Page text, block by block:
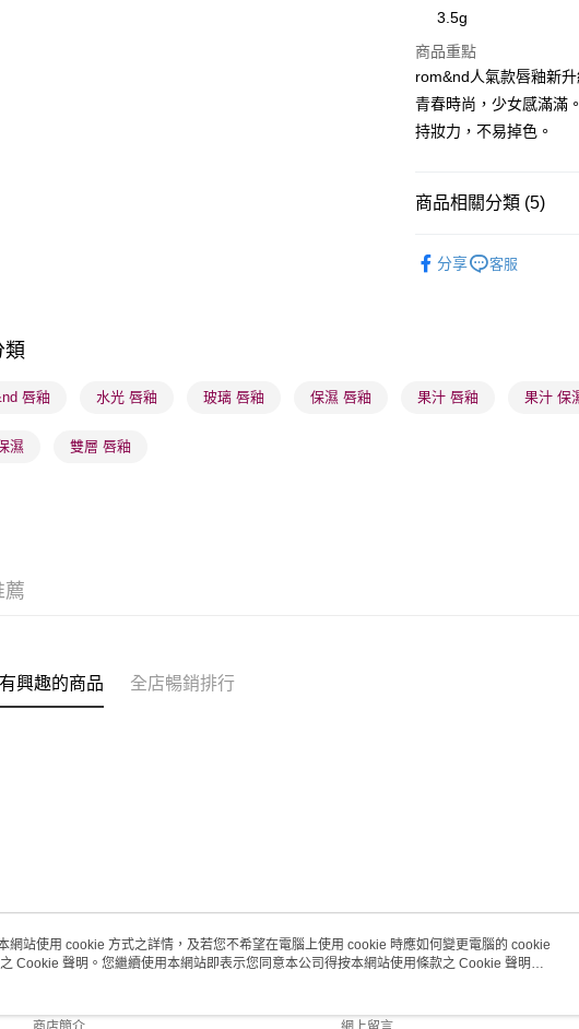
BoC Pay
順豐站及營業點 - 確認
3.5g
商品重點
rom&nd人氣款唇釉新
青春時尚，少女感滿滿
持妝力，不易掉色。
商品相關分類 (5)
莎莎獨家品牌✨ 韓系
分享 客服
類
唇釉 水光 唇釉 玻璃 唇釉 保濕 唇釉 果汁 唇釉 果汁 保
濕 雙層 唇釉
薦
興趣的商品 全店暢銷排行
關於我們 客戶服務
網站使用 cookie 方式之詳情，及若您不希望在電腦上使用 cookie 時應如何變更電腦的 cookie
之 Cookie 聲明。您繼續使用本網站即表示您同意本公司得按本網站使用條款之 Cookie 聲明使